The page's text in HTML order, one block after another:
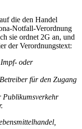
die den Handel
Notfall-Verordnung
sie ordnet 2G an, und
der Verordnungstext:
oder
für den Zugang
Publikumsverkehr